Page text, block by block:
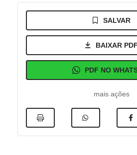
SALVAR
BAIXAR PDF
PDF NO
mais ações